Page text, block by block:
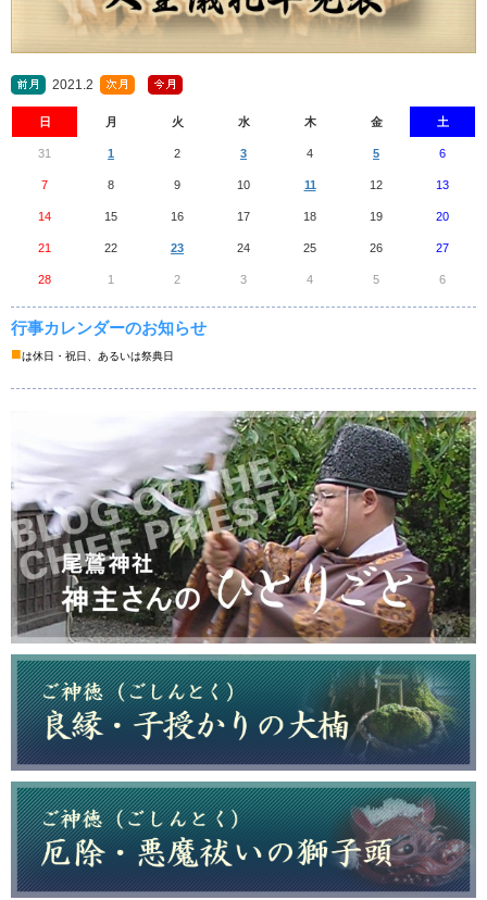
2021.2
日 月 火 水 木 金 土
31 1 2 3 4 5 6
7 8 9 10 11 12 13
14 15 16 17 18 19 20
21 22 23 24 25 26 27
28 1 2 3 4 5 6
行事カレンダーのお知らせ
■は休日・祝日、あるいは祭典日